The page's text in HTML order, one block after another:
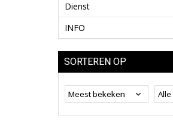
Dienst
INFO
SORTEREN OP